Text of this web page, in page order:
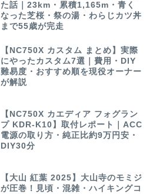
た話｜23km・累積1,165m・青く
なった芝桜・祭の湯・わらじカツ丼
まで55歳が完走
【NC750X カスタム まとめ】実際
にやったカスタム7選｜費用・DIY
難易度・おすすめ順を現役オーナー
が解説
【NC750X カエディア フォグラン
プ KDR-K10】取付レポート｜ACC
電源の取り方・純正比約9万円安・
DIY30分
【大山 紅葉 2025】大山寺のモミジ
が圧巻！見頃・混雑・ハイキングコ